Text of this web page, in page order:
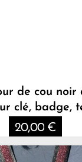
de cou noir
clé, badge,
20,00 €